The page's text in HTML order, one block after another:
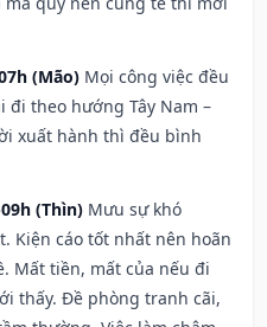
(Mão) Mọi công việc đều
theo hướng Tây Nam –
xuất hành thì đều bình
(Thìn) Mưu sự khó
Kiện cáo tốt nhất nên hoãn
Mất tiền, mất của nếu đi
thấy. Đề phòng tranh cãi,